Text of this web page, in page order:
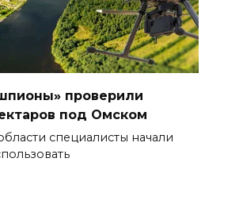
проверили
под Омском
специалисты начали